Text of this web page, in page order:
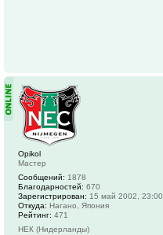
Opikol
Мастер
Сообщений: 1878
Благодарностей: 670
Зарегистрирован: 15 май 2002, 23:00
Откуда: Нагано, Япония
Рейтинг: 471
НЕК (Нидерланды)